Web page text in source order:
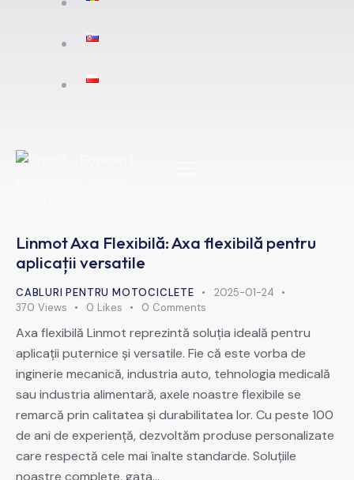
Linmot Axa Flexibilă: Axa flexibilă pentru
aplicații versatile
CABLURI PENTRU MOTOCICLETE
2025-01-24
370 Views 0 Likes 0 Comments
Axa flexibilă Linmot reprezintă soluția ideală pentru
aplicații puternice și versatile. Fie că este vorba de
inginerie mecanică, industria auto, tehnologia medicală
sau industria alimentară, axele noastre flexibile se
remarcă prin calitatea și durabilitatea lor. Cu peste 100
de ani de experiență, dezvoltăm produse personalizate
care respectă cele mai înalte standarde. Soluțiile
noastre complete, gata…